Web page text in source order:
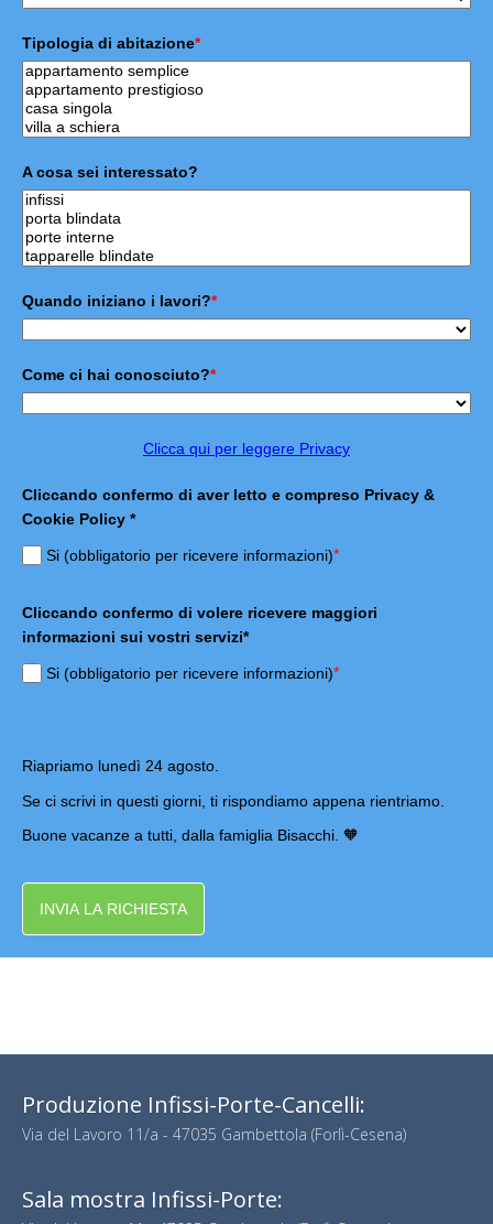
Tipologia di abitazione*
A cosa sei interessato?
Quando iniziano i lavori?*
Come ci hai conosciuto?*
Clicca qui per leggere Privacy
Cliccando confermo di aver letto e compreso Privacy &
Cookie Policy *
Si (obbligatorio per ricevere informazioni)*
Cliccando confermo di volere ricevere maggiori
informazioni sui vostri servizi*
Si (obbligatorio per ricevere informazioni)*
Riapriamo lunedì 24 agosto.
Se ci scrivi in questi giorni, ti rispondiamo appena rientriamo.
Buone vacanze a tutti, dalla famiglia Bisacchi. 🧡
INVIA LA RICHIESTA
Produzione Infissi-Porte-Cancelli:
Via del Lavoro 11/a - 47035 Gambettola (Forlì-Cesena)
Sala mostra Infissi-Porte: